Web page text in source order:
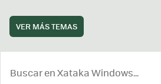
VER MÁS TEMAS